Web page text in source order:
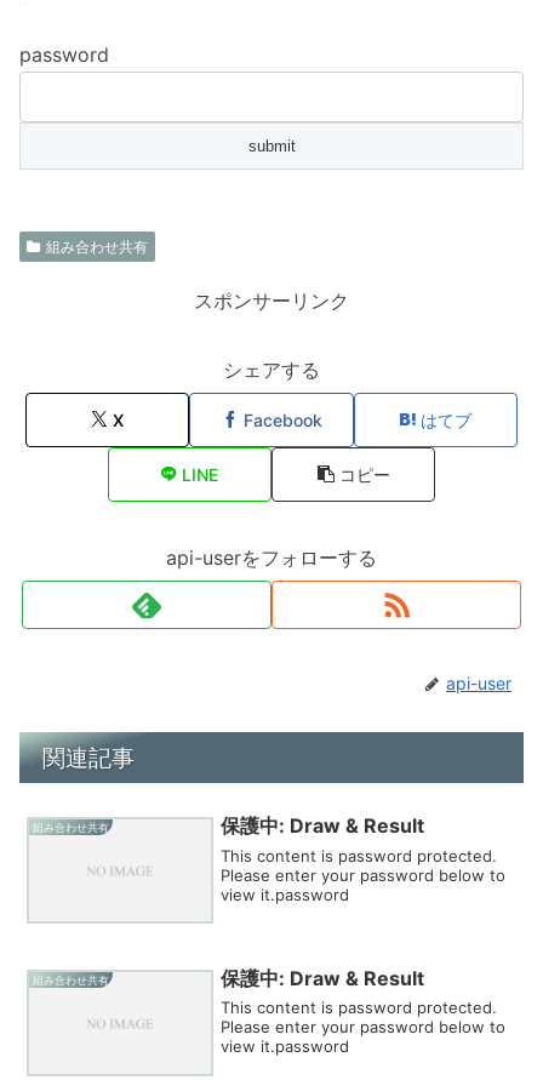
password
組み合わせ共有
スポンサーリンク
シェアする
X Facebook はてブ
LINE コピー
api-userをフォローする
api-user
関連記事
組み合わせ共有 保護中: Draw & Result
This content is password protected.
Please enter your password below to
view it.password
組み合わせ共有 保護中: Draw & Result
This content is password protected.
Please enter your password below to
view it.password